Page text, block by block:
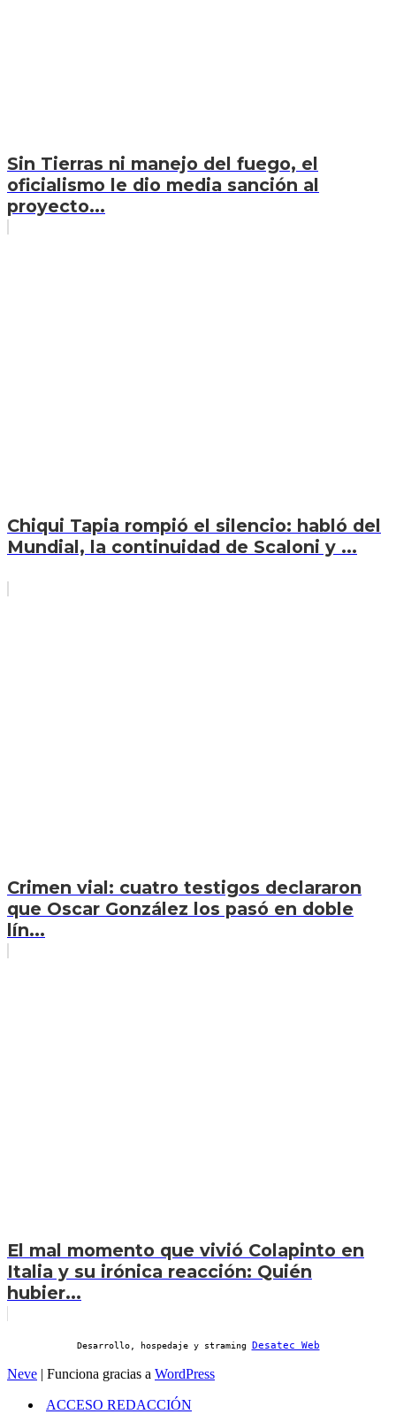
Sin Tierras ni manejo del fuego, el
oficialismo le dio media sanción al
proyecto...
Chiqui Tapia rompió el silencio: habló del
Mundial, la continuidad de Scaloni y ...
Crimen vial: cuatro testigos declararon
que Oscar González los pasó en doble
lín...
El mal momento que vivió Colapinto en
Italia y su irónica reacción: Quién
hubier...
Desarrollo, hospedaje y straming Desatec Web
Neve | Funciona gracias a WordPress
ACCESO REDACCIÓN